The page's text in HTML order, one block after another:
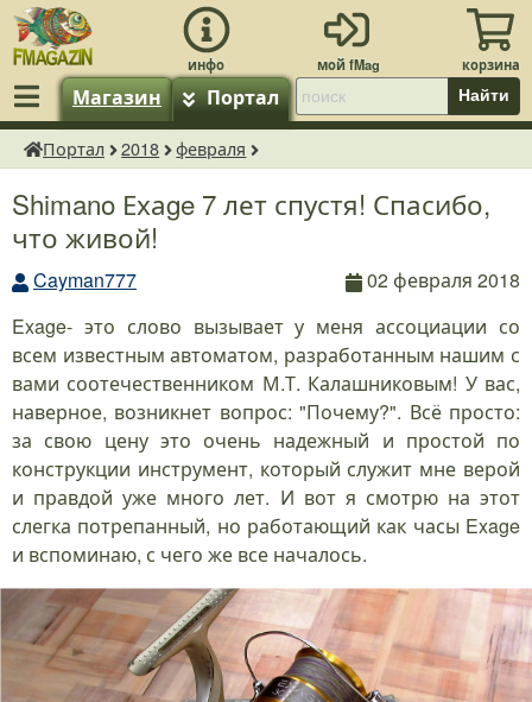
Магазин Портал Найти
fMagazin.ru
Портал 2018 февраля
Shimano Ехаge 7 лет спустя! Спасибо,
что живой!
Cayman777
02 февраля 2018
Exage- это слово вызывает у меня ассоциации со
всем известным автоматом, разработанным нашим с
вами соотечественником М.Т. Калашниковым! У вас,
наверное, возникнет вопрос: "Почему?". Всё просто:
за свою цену это очень надежный и простой по
конструкции инструмент, который служит мне верой
и правдой уже много лет. И вот я смотрю на этот
слегка потрепанный, но работающий как часы Exage
и вспоминаю, с чего же все началось.